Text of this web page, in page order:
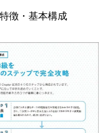
徴・基本構成